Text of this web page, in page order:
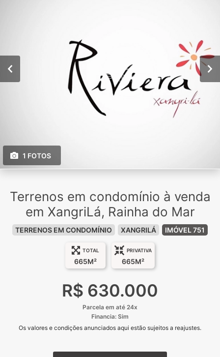
1 FOTOS
Terrenos em condomínio à venda
em XangriLá, Rainha do Mar
TERRENOS EM CONDOMÍNIO XANGRILÁ IMÓVEL 751
TOTAL
665M²
PRIVATIVA
665M²
R$ 630.000
Parcela em até 24x
Financia: Sim
Os valores e condições anunciados aqui estão sujeitos a reajustes.